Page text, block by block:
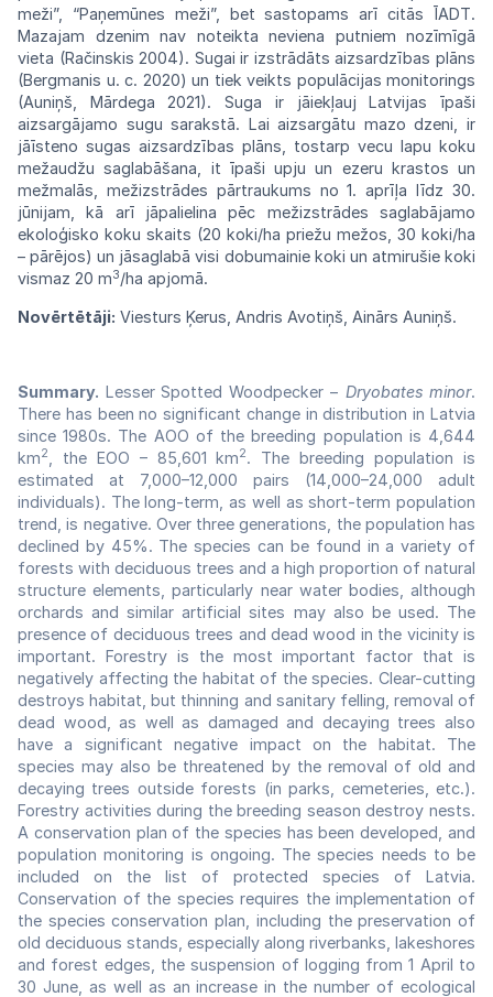
meži”, “Paņemūnes meži”, bet sastopams arī citās ĪADT.
Mazajam dzenim nav noteikta neviena putniem nozīmīgā
vieta (Račinskis 2004). Sugai ir izstrādāts aizsardzības plāns
(Bergmanis u. c. 2020) un tiek veikts populācijas monitorings
(Auniņš, Mārdega 2021). Suga ir jāiekļauj Latvijas īpaši
aizsargājamo sugu sarakstā. Lai aizsargātu mazo dzeni, ir
jāīsteno sugas aizsardzības plāns, tostarp vecu lapu koku
mežaudžu saglabāšana, it īpaši upju un ezeru krastos un
mežmalās, mežizstrādes pārtraukums no 1. aprīļa līdz 30.
jūnijam, kā arī jāpalielina pēc mežizstrādes saglabājamo
ekoloģisko koku skaits (20 koki/ha priežu mežos, 30 koki/ha
– pārējos) un jāsaglabā visi dobumainie koki un atmirušie koki
vismaz 20 m3/ha apjomā.
Novērtētāji: Viesturs Ķerus, Andris Avotiņš, Ainārs Auniņš.
Summary. Lesser Spotted Woodpecker − Dryobates minor.
There has been no significant change in distribution in Latvia
since 1980s. The AOO of the breeding population is 4,644
km2 , the EOO – 85,601 km2. The breeding population is
estimated at 7,000–12,000 pairs (14,000–24,000 adult
individuals). The long-term, as well as short-term population
trend, is negative. Over three generations, the population has
declined by 45%. The species can be found in a variety of
forests with deciduous trees and a high proportion of natural
structure elements, particularly near water bodies, although
orchards and similar artificial sites may also be used. The
presence of deciduous trees and dead wood in the vicinity is
important. Forestry is the most important factor that is
negatively affecting the habitat of the species. Clear-cutting
destroys habitat, but thinning and sanitary felling, removal of
dead wood, as well as damaged and decaying trees also
have a significant negative impact on the habitat. The
species may also be threatened by the removal of old and
decaying trees outside forests (in parks, cemeteries, etc.).
Forestry activities during the breeding season destroy nests.
A conservation plan of the species has been developed, and
population monitoring is ongoing. The species needs to be
included on the list of protected species of Latvia.
Conservation of the species requires the implementation of
the species conservation plan, including the preservation of
old deciduous stands, especially along riverbanks, lakeshores
and forest edges, the suspension of logging from 1 April to
30 June, as well as an increase in the number of ecological